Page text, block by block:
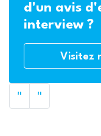
d'un avis
interview ?
Visitez
" "